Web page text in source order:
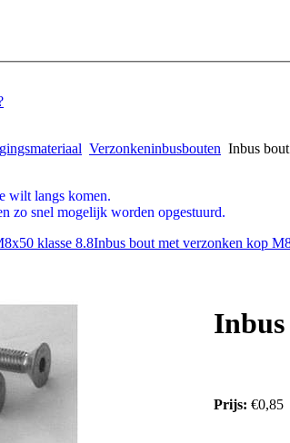
Verzonkeninbusbouten Inbus
wilt langs komen.
zo snel mogelijk worden opgestuurd.
klasse 8.8Inbus bout met verzonken kop
Inbus
Prijs: €0,85